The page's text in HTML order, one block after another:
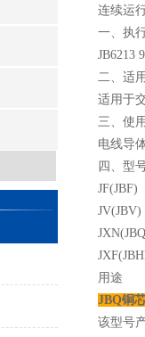
连续运
一、执
JB6213
二、适
适用于
三、使
电线导
四、型
用途
JBQ铜
该型号